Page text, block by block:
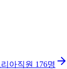
아직원 176명